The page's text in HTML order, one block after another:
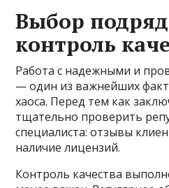
Выбор
контроль
Работа с надежными и
— один из важнейших
хаоса. Перед тем как
тщательно проверить
специалиста: отзывы
наличие лицензий.
Контроль качества